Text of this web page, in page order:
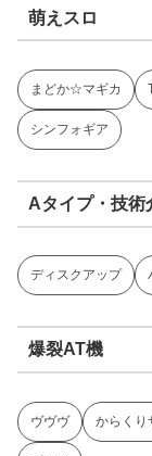
萌えスロ
まどか☆マギカ
シンフォギア
Aタイプ・技術
ディスクアップ
爆裂AT機
ヴヴヴ からくり